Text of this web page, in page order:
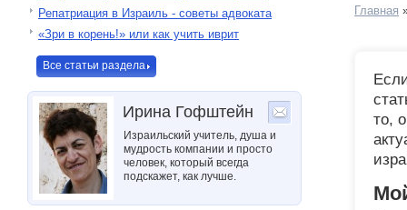
Репатриация в Израиль - советы адвоката
«Зри в корень!» или как учить иврит
Все статьи раздела
Ирина Гофштейн
Израильский учитель, душа и
мудрость компании и просто
человек, который всегда
подскажет, как лучше.
Главная
то,